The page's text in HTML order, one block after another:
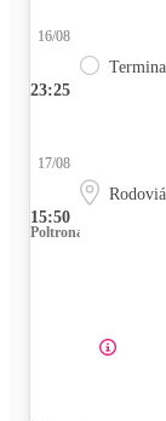
23:25
16/08
15:50
17/08
Poltrona